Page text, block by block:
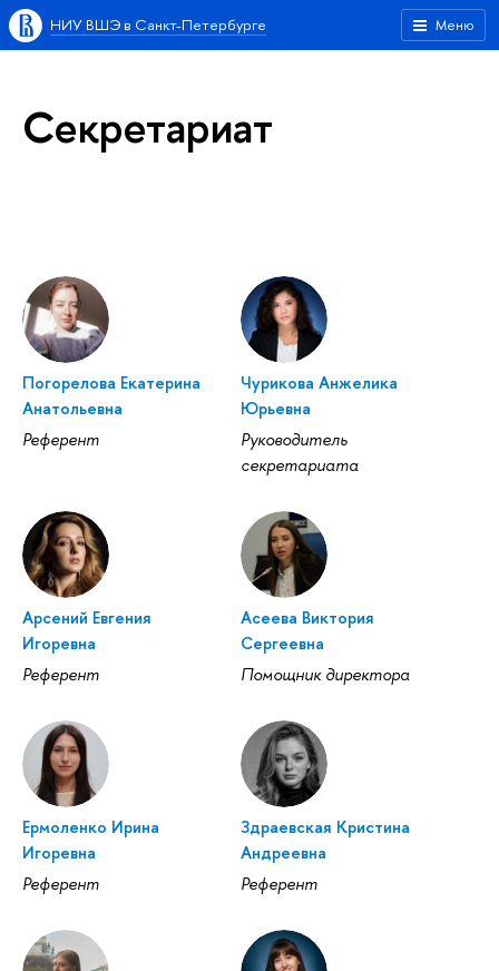
Меню
НИУ ВШЭ в Санкт-Петербурге
Секретариат
Погорелова Екатерина
Анатольевна
Референт
Чурикова Анжелика
Юрьевна
Руководитель
секретариата
Арсений Евгения
Игоревна
Референт
Асеева Виктория
Сергеевна
Помощник директора
Ермоленко Ирина
Игоревна
Референт
Здраевская Кристина
Андреевна
Референт